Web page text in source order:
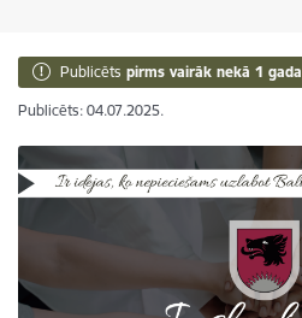
Publicēts pirms vairāk nekā 1 gada
Publicēts: 04.07.2025.